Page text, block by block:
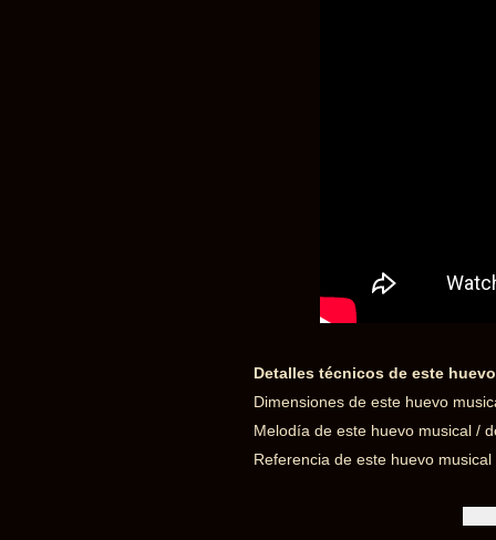
Detalles técnicos de este
Dimensiones de este huevo
Melodía de este huevo musical /
Referencia de este huevo